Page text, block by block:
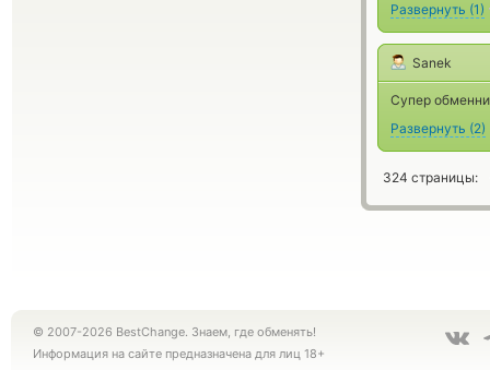
Развернуть (1)
Sanek
Супер
Развернуть (2)
324 страницы:
© 2007-2026 BestChange. Знаем, где обменять!
Информация на сайте предназначена для лиц 18+